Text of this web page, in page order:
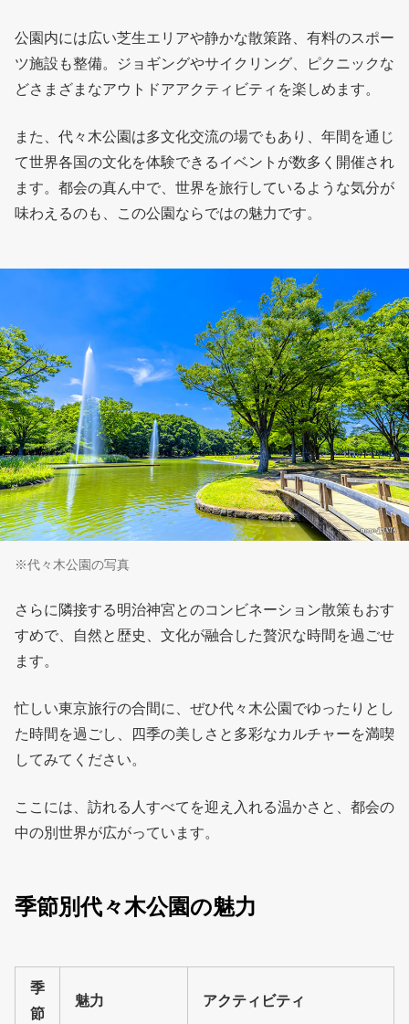
公園内には広い芝生エリアや静かな散策路、有料のスポー
ツ施設も整備。ジョギングやサイクリング、ピクニックな
どさまざまなアウトドアアクティビティを楽しめます。
また、代々木公園は多文化交流の場でもあり、年間を通じ
て世界各国の文化を体験できるイベントが数多く開催され
ます。都会の真ん中で、世界を旅行しているような気分が
味わえるのも、この公園ならではの魅力です。
※代々木公園の写真
さらに隣接する明治神宮とのコンビネーション散策もおす
すめで、自然と歴史、文化が融合した贅沢な時間を過ごせ
ます。
忙しい東京旅行の合間に、ぜひ代々木公園でゆったりとし
た時間を過ごし、四季の美しさと多彩なカルチャーを満喫
してみてください。
ここには、訪れる人すべてを迎え入れる温かさと、都会の
中の別世界が広がっています。
季節別代々木公園の魅力
季
節
魅力 アクティビティ